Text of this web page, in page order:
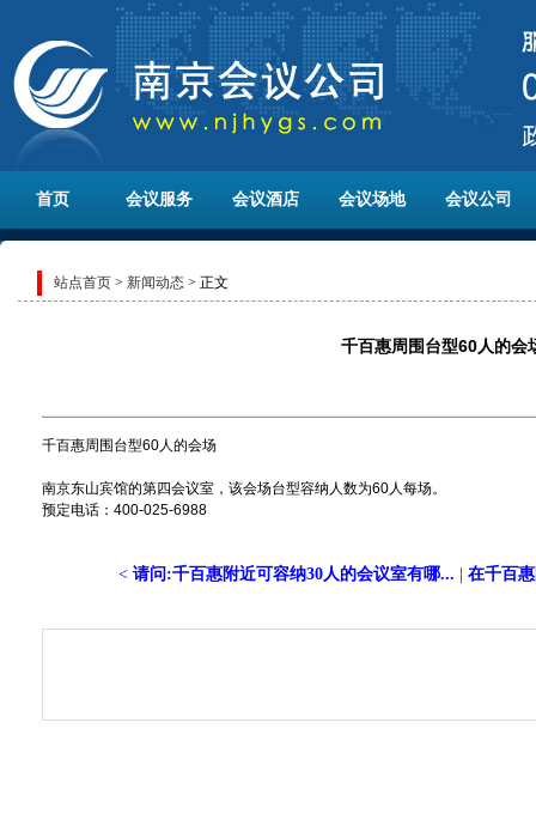
首页 会议服务 会议酒店 会议场地 会议公司
站点首页 > 新闻动态 > 正文
千百惠周围台型60人的会
千百惠周围台型60人的会场
南京东山宾馆的第四会议室，该会场台型容纳人数为60人每场。
预定电话：400-025-6988
< 请问:千百惠附近可容纳30人的会议室有哪... 在千百